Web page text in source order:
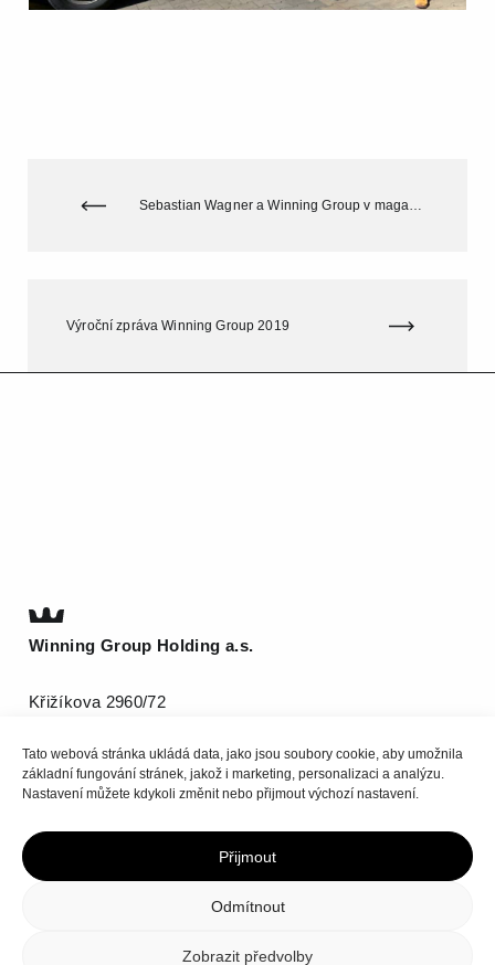
Tato webová stránka ukládá data, jako jsou soubory cookie, aby umožnila
základní fungování stránek, jakož i marketing, personalizaci a analýzu.
Nastavení můžete kdykoli změnit nebo přijmout výchozí nastavení.
Přijmout
Odmítnout
Zobrazit předvolby
Výroční zpráva Winning Group 2019
Winning Group Holding a.s.
Křižíkova 2960/72
T(+420) 511 185 800
info@be-winning.com
Zásady cookies
Nahoru